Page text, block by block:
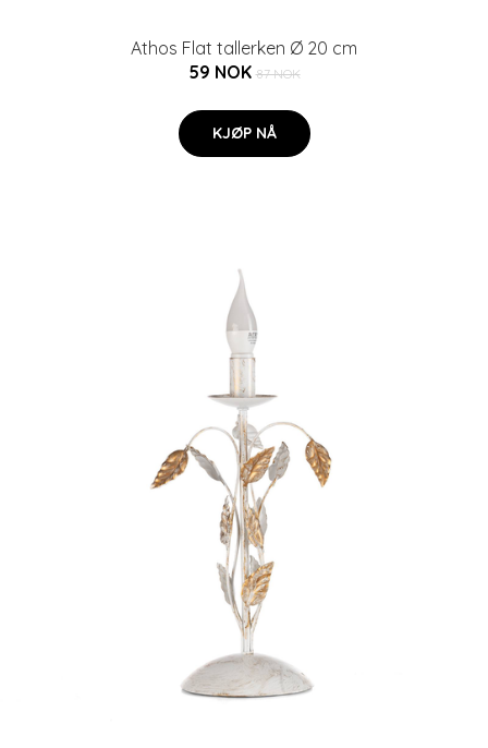
Athos Flat tallerken Ø 20 cm
59 NOK 87 NOK
KJØP NÅ